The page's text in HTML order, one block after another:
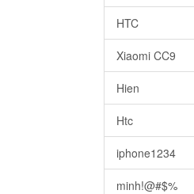
HTC
Xiaomi CC9
Hien
Htc
iphone1234
minh!@#$%